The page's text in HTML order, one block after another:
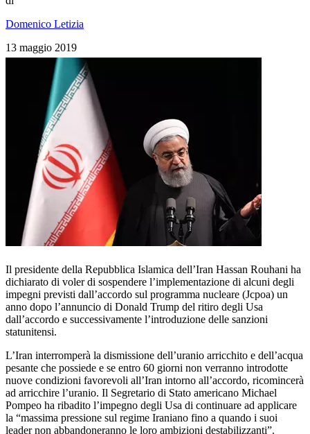
Domenico Letizia
13 maggio 2019
Il presidente della Repubblica Islamica dell’Iran Hassan Rouhani ha
dichiarato di voler di sospendere l’implementazione di alcuni degli
impegni previsti dall’accordo sul programma nucleare (Jcpoa) un
anno dopo l’annuncio di Donald Trump del ritiro degli Usa
dall’accordo e successivamente l’introduzione delle sanzioni
statunitensi.
L’Iran interromperà la dismissione dell’uranio arricchito e dell’acqua
pesante che possiede e se entro 60 giorni non verranno introdotte
nuove condizioni favorevoli all’Iran intorno all’accordo, ricomincerà
ad arricchire l’uranio. Il Segretario di Stato americano Michael
Pompeo ha ribadito l’impegno degli Usa di continuare ad applicare
la “massima pressione sul regime Iraniano fino a quando i suoi
leader non abbandoneranno le loro ambizioni destabilizzanti”.